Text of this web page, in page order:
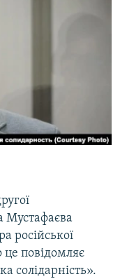
Мустафаєва
російської
це повідомляє
солідарність».